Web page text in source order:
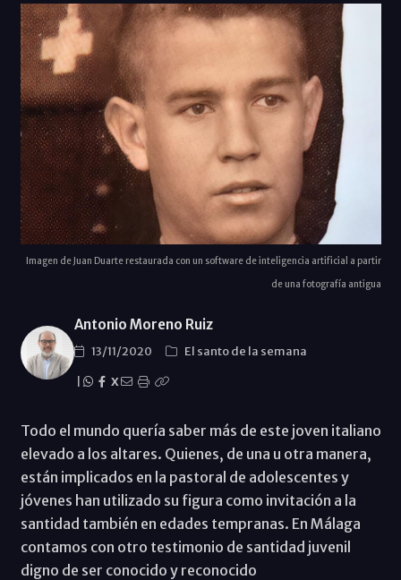
Imagen de Juan Duarte restaurada con un software de inteligencia artificial a partir
de una fotografía antigua
Antonio Moreno Ruiz
13/11/2020
El santo de la semana
X
Todo el mundo quería saber más de este joven italiano
elevado a los altares. Quienes, de una u otra manera,
están implicados en la pastoral de adolescentes y
jóvenes han utilizado su figura como invitación a la
santidad también en edades tempranas. En Málaga
contamos con otro testimonio de santidad juvenil
digno de ser conocido y reconocido